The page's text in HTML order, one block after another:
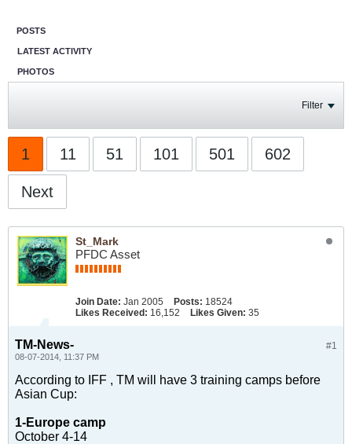
POSTS
LATEST ACTIVITY
PHOTOS
Filter
1 11 51 101 501 602
Next
St_Mark
PFDC Asset
Join Date: Jan 2005 Posts: 18524
Likes Received: 16,152 Likes Given: 35
#1
TM-News-
08-07-2014, 11:37 PM
According to IFF , TM will have 3 training camps before
Asian Cup:
1-Europe camp
October 4-14